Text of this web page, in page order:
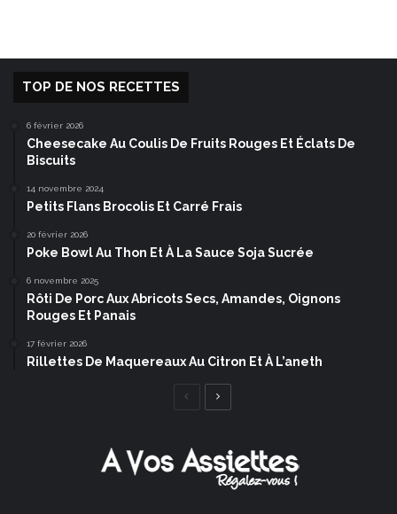
TOP DE NOS RECETTES
6 février 2026
Cheesecake Au Coulis De Fruits Rouges Et Éclats De
Biscuits
14 novembre 2024
Petits Flans Brocolis Et Carré Frais
20 février 2026
Poke Bowl Au Thon Et À La Sauce Soja Sucrée
6 novembre 2025
Rôti De Porc Aux Abricots Secs, Amandes, Oignons
Rouges Et Panais
17 février 2026
Rillettes De Maquereaux Au Citron Et À L’aneth
Page